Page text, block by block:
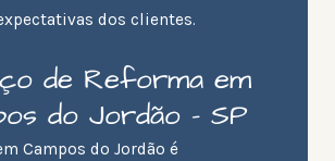
dos clientes.
de Reforma em
do Jordão - SP
Campos do Jordão é